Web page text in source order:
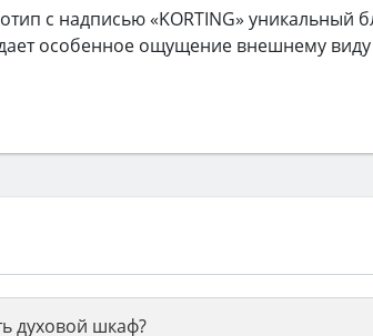
с надписью «KORTING» уникальный
особенное ощущение внешнему
духовой шкаф?